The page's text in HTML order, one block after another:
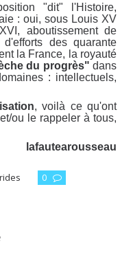
"dit" l'Histoire,
: oui, sous Louis XV
aboutissement de
des quarante
la France, la royauté
du progrès" dans
: intellectuels,
, voilà ce qu'ont
ou le rappeler à tous,
lafautearousseau
0